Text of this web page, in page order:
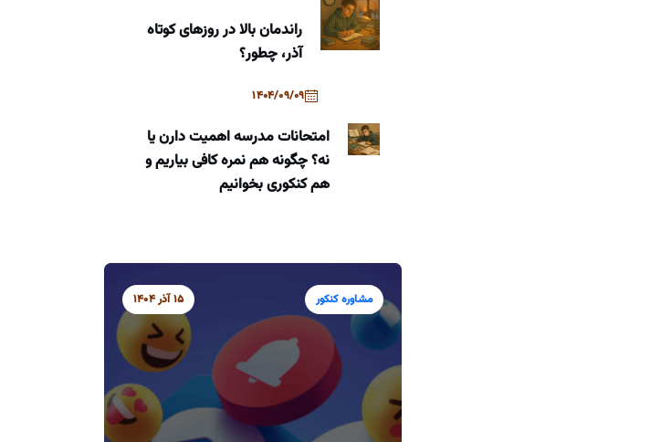
راندمان بالا در روزهای کوتاه
آذر، چطور؟
1404/09/09
امتحانات مدرسه اهمیت دارن یا
نه؟ چگونه هم نمره کافی بیاریم و
هم کنکوری بخوانیم
مشاوره کنکور 15 آذر 1404